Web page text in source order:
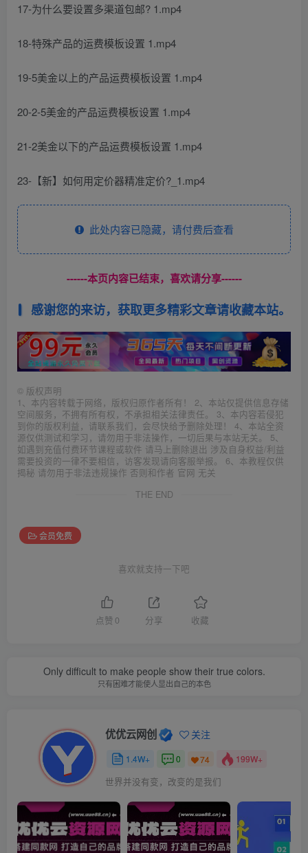
17-为什么要设置多渠道包邮? 1.mp4
18-特殊产品的运费模板设置 1.mp4
19-5美金以上的产品运费模板设置 1.mp4
20-2-5美金的产品运费模板设置 1.mp4
21-2美金以下的产品运费模板设置 1.mp4
23-【新】如何用定价器精准定价?_1.mp4
此处内容已隐藏，请付费后查看
------本页内容已结束，喜欢请分享------
感谢您的来访，获取更多精彩文章请收藏本站。
© 版权声明
1、本内容转载于网络，版权归原作者所有！ 2、本站仅提供信息存储
空间服务，不拥有所有权，不承担相关法律责任。 3、本内容若侵犯
到你的版权利益，请联系我们，会尽快给予删除处理！ 4、本站全资
源仅供测试和学习，请勿用于非法操作，一切后果与本站无关。 5、
如遇到充值付费环节课程或软件 请马上删除退出 涉及自身权益/利益
需要投资的一律不要相信，访客发现请向客服举报。 6、本教程仅供
揭秘 请勿用于非法违规操作 否则和作者 官网 无关
THE END
会员免费
喜欢就支持一下吧
点赞 0 分享 收藏
Only difficult to make people show their true colors.
只有困难才能使人显出自己的本色
优优云网创 关注
1.4W+ 0 74 199W+
世界并没有变，改变的是我们